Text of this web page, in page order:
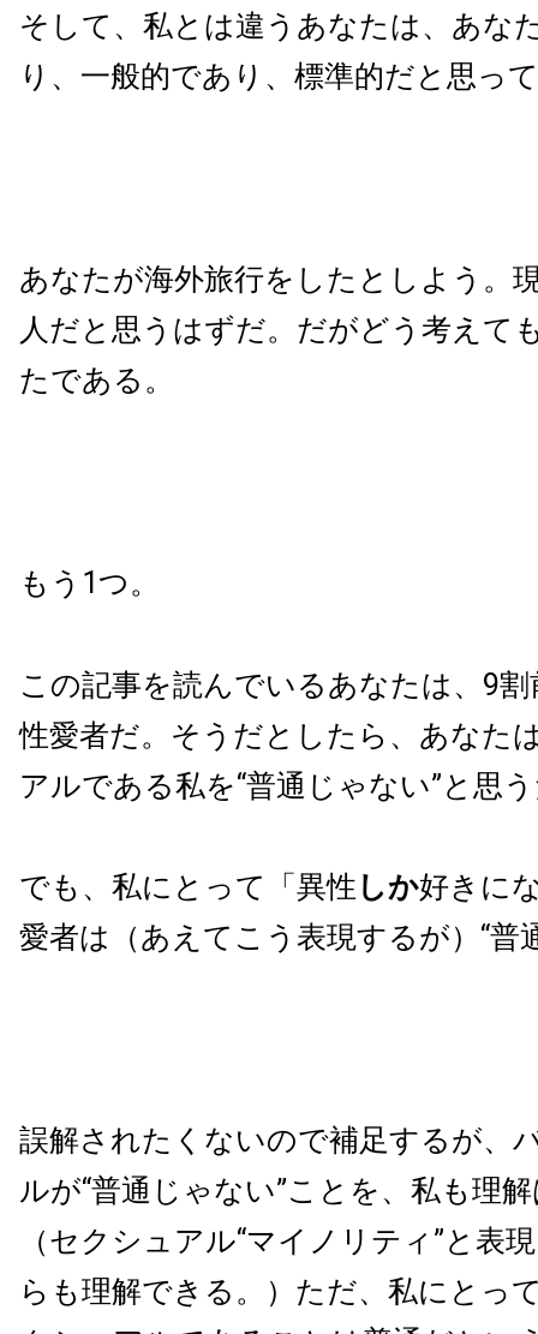
そして、私とは違うあなたは、あな
り、一般的であり、標準的だと思っ
あなたが海外旅行をしたとしよう。
人だと思うはずだ。だがどう考えて
たである。
もう 1 つ。
この記事を読んでいるあなたは、 9割
性愛者だ。そうだとしたら、あなた
アルである私を“普通じゃない”と思
でも、私にとって「異性 しか好きに
愛者は（あえてこう表現するが）“普
誤解されたくないので補足するが、
ルが“普通じゃない”ことを、私も理
（セクシュアル“マイノリティ”と表
らも理解できる。）ただ、私にとっ